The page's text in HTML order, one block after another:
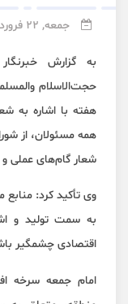
جمعه, 22 فروردین 1404 ,18:31
به گزارش
حجت‌الاسلام‌
هفته با اشاره به
همه مسئولان، از
شعار گام‌های عملی و
وی تأکید کرد: منابع
به سمت تولید و
اقتصادی چشمگیر
امام جمعه سرخه